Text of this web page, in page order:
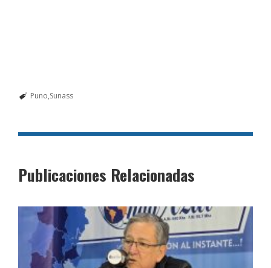
Puno Sunass
Publicaciones Relacionadas